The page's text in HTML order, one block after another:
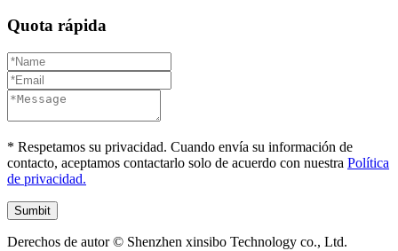
Quota rápida
* Respetamos su privacidad. Cuando envía su información de
contacto, aceptamos contactarlo solo de acuerdo con nuestra Política
de privacidad.
Derechos de autor © Shenzhen xinsibo Technology co., Ltd.